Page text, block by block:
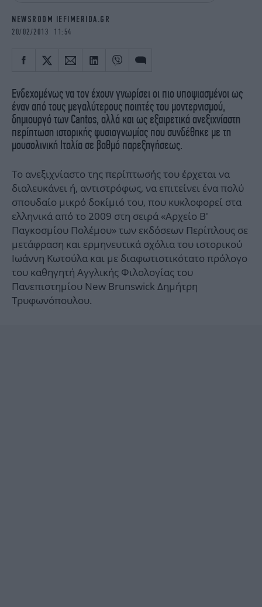
OSCARS
NEWSROOM IEFIMERIDA.GR
20/02/2013 11:54
Ενδεχομένως να τον έχουν γνωρίσει οι πιο υποψιασμένοι ως
έναν από τους μεγαλύτερους ποιητές του μοντερνισμού,
δημιουργό των Cantos, αλλά και ως εξαιρετικά ανεξιχνίαστη
περίπτωση ιστορικής φυσιογνωμίας που συνδέθηκε με τη
μουσολινική Ιταλία σε βαθμό παρεξηγήσεως.
Το ανεξιχνίαστο της περίπτωσής του έρχεται να
διαλευκάνει ή, αντιστρόφως, να επιτείνει ένα πολύ
σπουδαίο μικρό δοκίμιό του, που κυκλοφορεί στα
ελληνικά από το 2009 στη σειρά «Αρχείο Β'
Παγκοσμίου Πολέμου» των εκδόσεων Περίπλους σε
μετάφραση και ερμηνευτικά σχόλια του ιστορικού
Ιωάννη Κωτούλα και με διαφωτιστικότατο πρόλογο
του καθηγητή Αγγλικής Φιλολογίας του
Πανεπιστημίου New Brunswick Δημήτρη
Τρυφωνόπουλου.